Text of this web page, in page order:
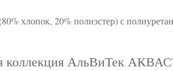
хлопок, 20% полиэстер) с
коллекция АльВиТек